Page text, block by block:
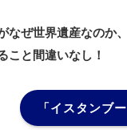
なぜ世界遺産なのか
こと間違いなし！
「イスタンブ